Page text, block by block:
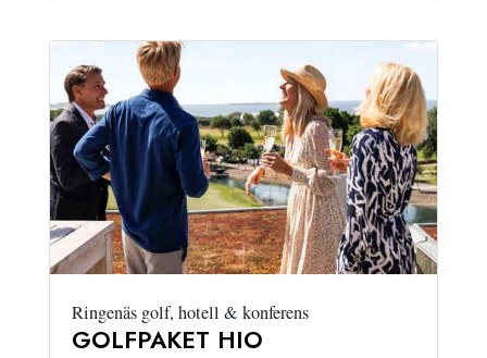
Ringenäs golf, hotell & konferens
GOLFPAKET HIO